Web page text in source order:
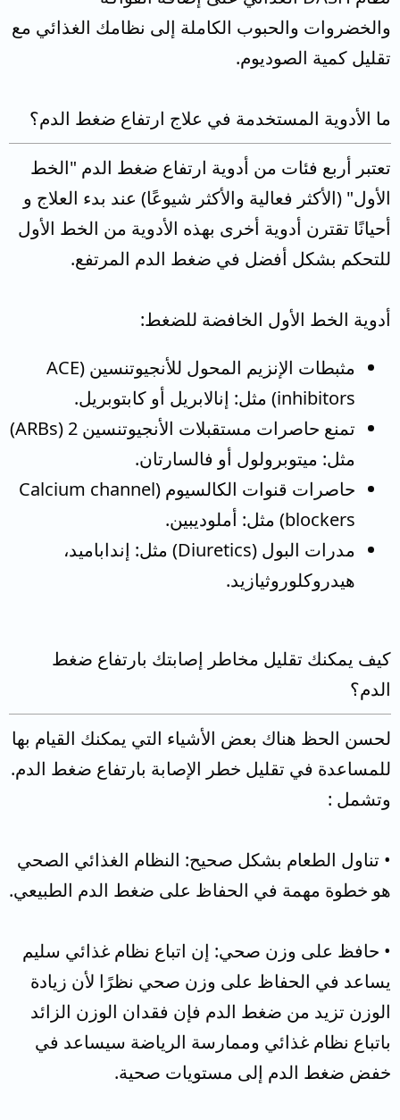
والخضروات والحبوب الكاملة إلى نظامك الغذائي مع
تقليل كمية الصوديوم.
ما الأدوية المستخدمة في علاج ارتفاع ضغط الدم؟
تعتبر أربع فئات من أدوية ارتفاع ضغط الدم "الخط
الأول" (الأكثر فعالية والأكثر شيوعًا) عند بدء العلاج و
أحيانًا تقترن أدوية أخرى بهذه الأدوية من الخط الأول
للتحكم بشكل أفضل في ضغط الدم المرتفع.
أدوية الخط الأول الخافضة للضغط:
مثبطات الإنزيم المحول للأنجيوتنسين (ACE
inhibitors) مثل: إنالابريل أو كابتوبريل.
تمنع حاصرات مستقبلات الأنجيوتنسين 2 (ARBs)
مثل: ميتوبرولول أو فالسارتان.
حاصرات قنوات الكالسيوم (Calcium channel
blockers) مثل: أملوديبين.
مدرات البول (Diuretics) مثل: إنداباميد،
هيدروكلوروثيازيد.
كيف يمكنك تقليل مخاطر إصابتك بارتفاع ضغط
الدم؟
لحسن الحظ هناك بعض الأشياء التي يمكنك القيام بها
للمساعدة في تقليل خطر الإصابة بارتفاع ضغط الدم.
وتشمل :
• تناول الطعام بشكل صحيح: النظام الغذائي الصحي
هو خطوة مهمة في الحفاظ على ضغط الدم الطبيعي.
• حافظ على وزن صحي: إن اتباع نظام غذائي سليم
يساعد في الحفاظ على وزن صحي نظرًا لأن زيادة
الوزن تزيد من ضغط الدم فإن فقدان الوزن الزائد
باتباع نظام غذائي وممارسة الرياضة سيساعد في
خفض ضغط الدم إلى مستويات صحية.